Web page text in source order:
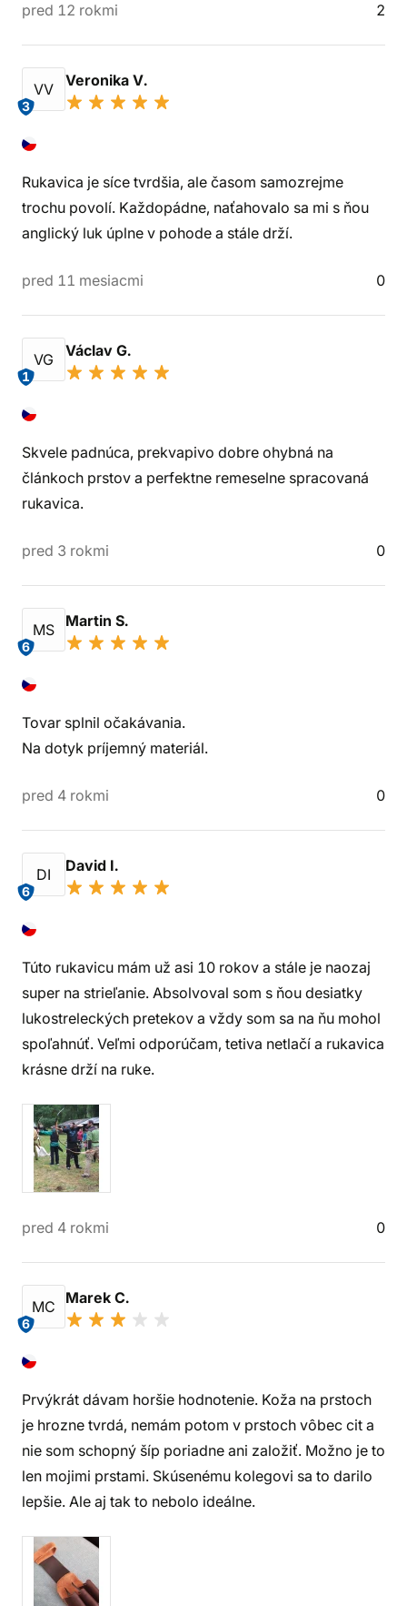
pred 12 rokmi 2
VV
3
Veronika V.
Rukavica je síce tvrdšia, ale časom samozrejme
trochu povolí. Každopádne, naťahovalo sa mi s ňou
anglický luk úplne v pohode a stále drží.
pred 11 mesiacmi 0
VG
1
Václav G.
Skvele padnúca, prekvapivo dobre ohybná na
článkoch prstov a perfektne remeselne spracovaná
rukavica.
pred 3 rokmi 0
MS
6
Martin S.
Tovar splnil očakávania.
Na dotyk príjemný materiál.
pred 4 rokmi 0
DI
6
David I.
Túto rukavicu mám už asi 10 rokov a stále je naozaj
super na strieľanie. Absolvoval som s ňou desiatky
lukostreleckých pretekov a vždy som sa na ňu mohol
spoľahnúť. Veľmi odporúčam, tetiva netlačí a rukavica
krásne drží na ruke.
pred 4 rokmi 0
MC
6
Marek C.
Prvýkrát dávam horšie hodnotenie. Koža na prstoch
je hrozne tvrdá, nemám potom v prstoch vôbec cit a
nie som schopný šíp poriadne ani založiť. Možno je to
len mojimi prstami. Skúsenému kolegovi sa to darilo
lepšie. Ale aj tak to nebolo ideálne.